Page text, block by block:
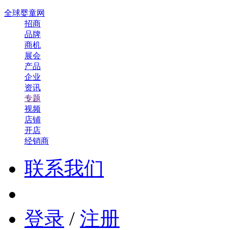
全球婴童网
招商
品牌
商机
展会
产品
企业
资讯
专题
视频
店铺
开店
经销商
联系我们
登录 / 注册